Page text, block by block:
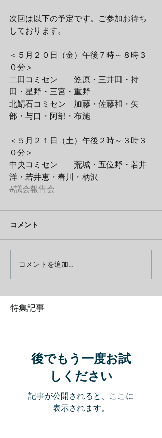
特集記事
次回は以下の予定です。ご参加お待ち
しております。
＜５月２０日（金）午後７時～８時３
０分＞
二田コミセン　　笠原・三井田・持
田・星野・三宮・重野
北鯖石コミセン　加藤・佐藤和・矢
部・与口・阿部・布施
＜５月２１日（土）午後２時～３時３
０分＞
中央コミセン　　荒城・五位野・若井
洋・若井恵・春川・柄沢
#議会報告会
コメント
コメントを追加…
後でもう一度お試
しください
記事が公開されると、ここに
表示されます。